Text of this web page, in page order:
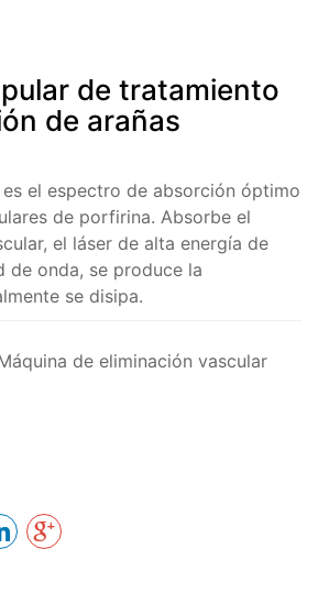
de tratamiento
de arañas
el espectro de absorción óptimo
de porfirina. Absorbe el
el láser de alta energía de
de onda, se produce la
se disipa.
de eliminación vascular